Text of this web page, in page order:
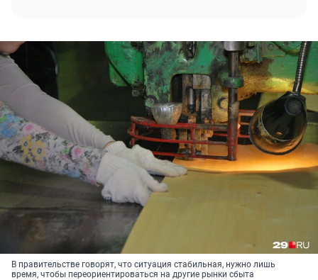
В правительстве говорят, что ситуация стабильная, нужно лишь
время, чтобы переориентироваться на другие рынки сбыта